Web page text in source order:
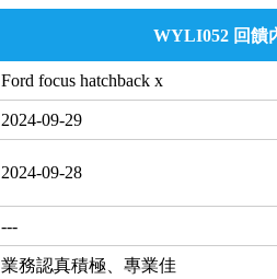
WYLI052 回饋
Ford focus hatchback x
2024-09-29
2024-09-28
---
業務認真積極、專業佳